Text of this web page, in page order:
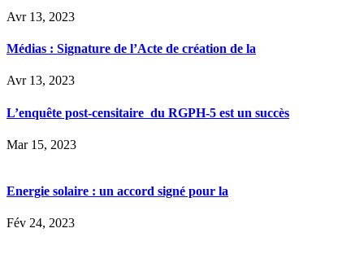
Avr 13, 2023
Médias : Signature de l’Acte de création de la
Avr 13, 2023
L’enquête post-censitaire du RGPH-5 est un succès
Mar 15, 2023
Energie solaire : un accord signé pour la
Fév 24, 2023